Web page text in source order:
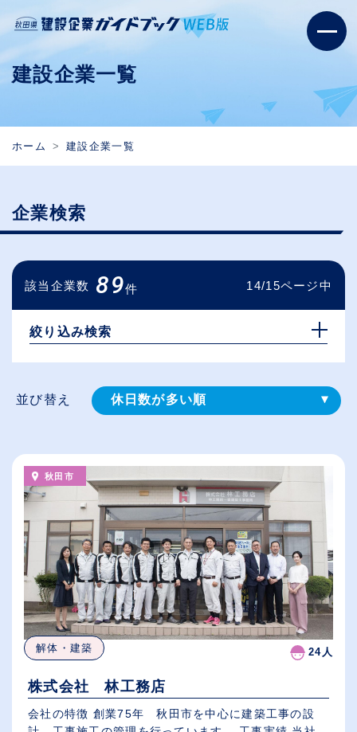
建設企業一覧
ホーム 建設企業一覧
企業検索
該当企業数 89件 14/15ページ中
絞り込み検索
並び替え 休日数が多い順
（⾼卒の給与を基準）
従業員が多い順
秋田市
解体・建築 24人
株式会社 林工務店
会社の特徴 創業75年 秋田市を中心に建築工事の設